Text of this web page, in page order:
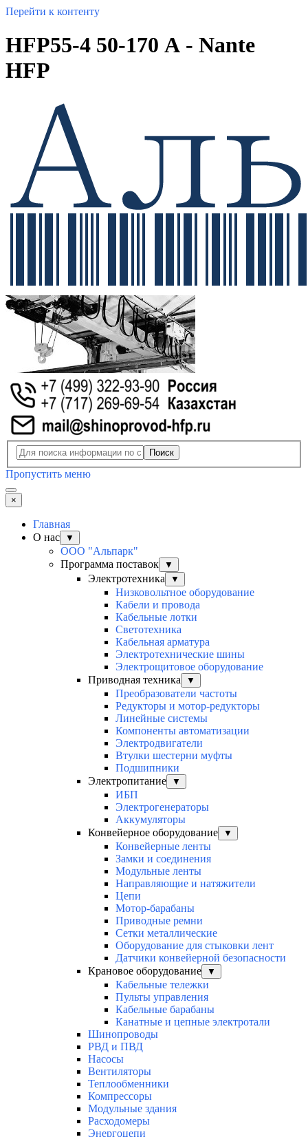
Перейти к контенту
HFP55-4 50-170 А - Nante
HFP
Поиск
Пропустить меню
×
Главная
О нас
▼
ООО "Альпарк"
Программа поставок
▼
Электротехника ▼
Низковольтное оборудование
Кабели и провода
Кабельные лотки
Светотехника
Кабельная арматура
Электротехнические шины
Электрощитовое оборудование
Приводная техника
▼
Преобразователи частоты
Редукторы и мотор-редукторы
Линейные системы
Компоненты автоматизации
Электродвигатели
Втулки шестерни муфты
Подшипники
Электропитание
▼
ИБП
Электрогенераторы
Аккумуляторы
Конвейерное оборудование
▼
Конвейерные ленты
Замки и соединения
Модульные ленты
Направляющие и натяжители
Цепи
Мотор-барабаны
Приводные ремни
Сетки металлические
Оборудование для стыковки лент
Датчики конвейерной безопасности
Крановое оборудование
▼
Кабельные тележки
Пульты управления
Кабельные барабаны
Канатные и цепные электротали
Шинопроводы
РВД и ПВД
Насосы
Вентиляторы
Теплообменники
Компрессоры
Модульные здания
Расходомеры
Энергоцепи